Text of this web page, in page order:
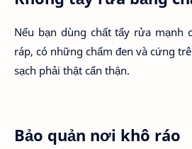
Nếu bạn dùng chất tẩy rửa mạnh
ráp, có những chấm đen và cứng
sạch phải thật cẩn thận.
Bảo quản nơi khô ráo